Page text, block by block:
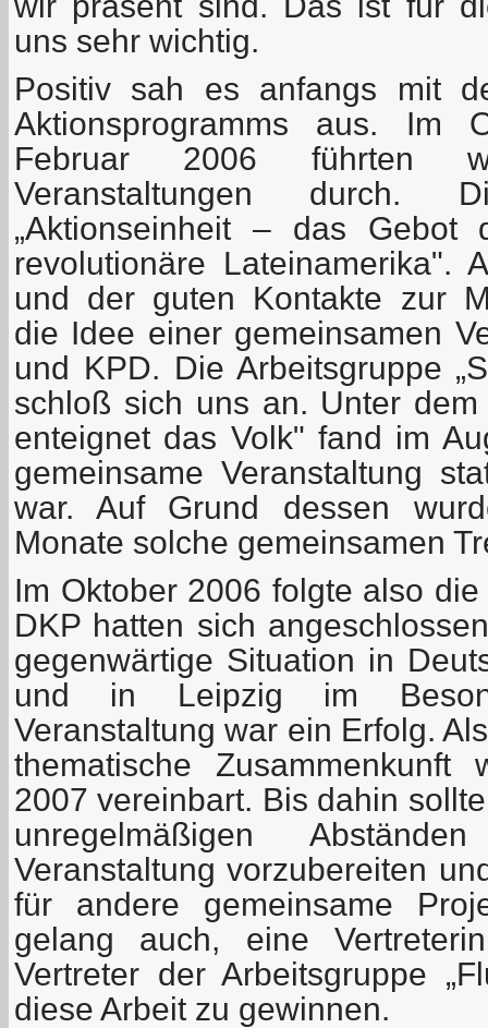
uns sehr wichtig.
Positiv sah es anfangs mit
Aktionsprogramms aus. Im
Februar 2006 führten
Veranstaltungen durch.
„Aktionseinheit – das Gebot
revolutionäre Lateinamerika".
und der guten Kontakte zur
die Idee einer gemeinsamen
und KPD. Die Arbeitsgruppe
schloß sich uns an. Unter dem
enteignet das Volk" fand im
gemeinsame Veranstaltung
war. Auf Grund dessen
Monate solche gemeinsamen
Im Oktober 2006 folgte also
DKP hatten sich
gegenwärtige Situation in
und in Leipzig im
Veranstaltung war ein Erfolg.
thematische
2007 vereinbart. Bis dahin
unregelmäßigen
Veranstaltung vorzubereiten
für andere gemeinsame
gelang auch, eine
Vertreter der Arbeitsgruppe
diese Arbeit zu gewinnen.